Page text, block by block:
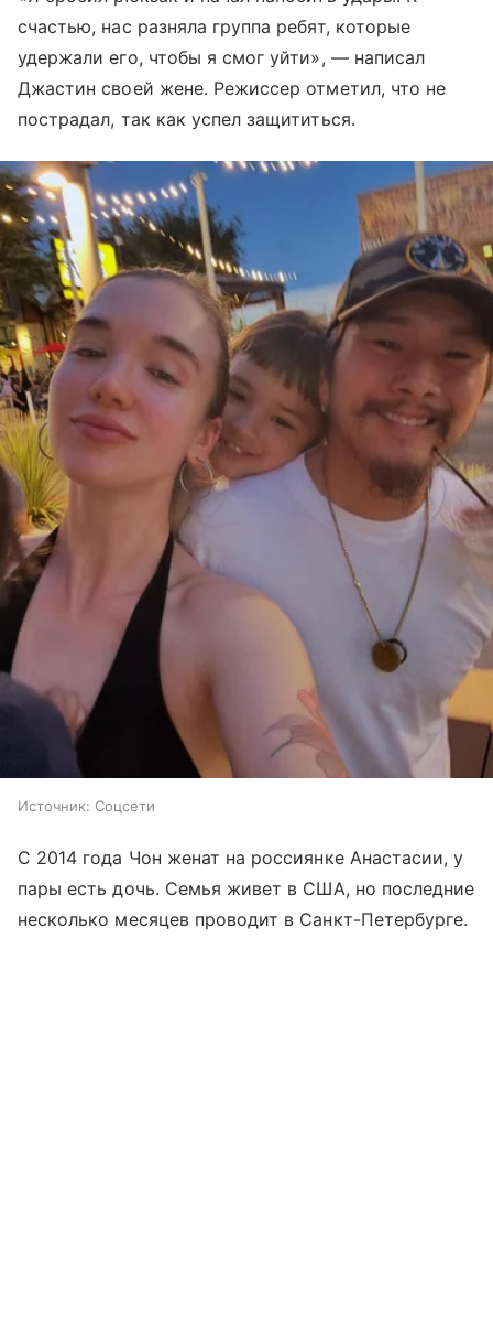
счастью, нас разняла группа ребят, которые
удержали его, чтобы я смог уйти», — написал
Джастин своей жене. Режиссер отметил, что не
пострадал, так как успел защититься.
Источник: Соцсети
С 2014 года Чон женат на россиянке Анастасии, у
пары есть дочь. Семья живет в США, но последние
несколько месяцев проводит в Санкт-Петербурге.